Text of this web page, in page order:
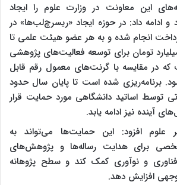
این معاونت در وزارت علوم را ایجاد
ادامه داد: در حوزه ایجاد «ریسرچ‌لب‌ها» در
انجام شده و به هر عضو هیئت علمی تا
تومان برای توسعه فعالیت‌های پژوهشی
در مقایسه با گرنت‌های معمول رقم قابل
برنامه‌ریزی شده است تا پایان سال حدود
توسط اساتید دانشگاهی مورد حمایت قرار
آینده نیز ادامه یابد.
علوم افزود: این حمایت‌ها می‌تواند به
برای هدایت رساله‌ها و پژوهش‌های
و نوآوری کمک کند و سطح پژوهانه
افزایش دهد.